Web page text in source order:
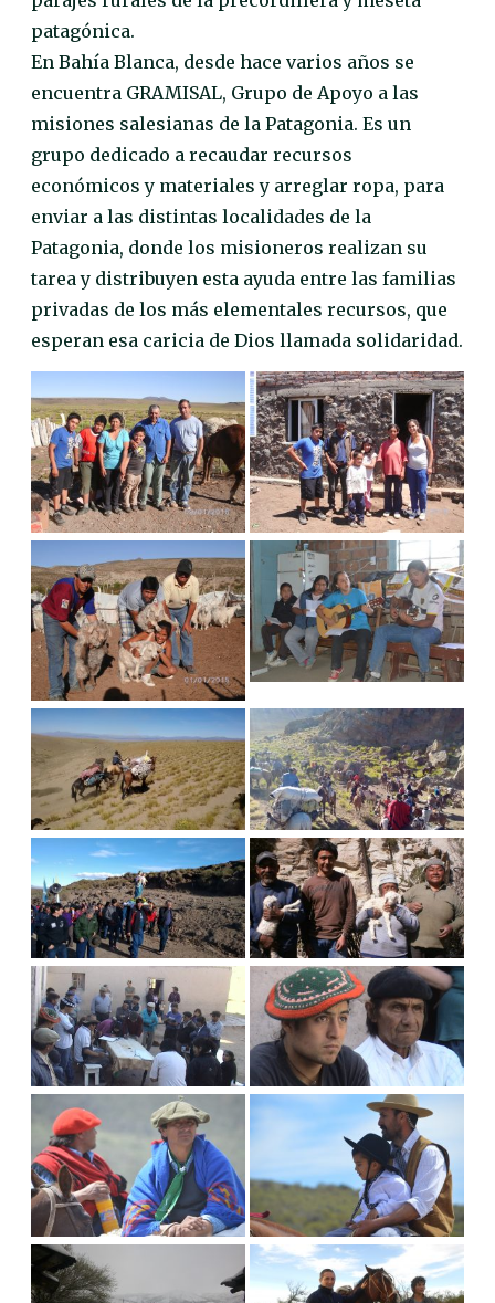
patagónica.
En Bahía Blanca, desde hace varios años se
encuentra GRAMISAL, Grupo de Apoyo a las
misiones salesianas de la Patagonia. Es un
grupo dedicado a recaudar recursos
económicos y materiales y arreglar ropa, para
enviar a las distintas localidades de la
Patagonia, donde los misioneros realizan su
tarea y distribuyen esta ayuda entre las familias
privadas de los más elementales recursos, que
esperan esa caricia de Dios llamada solidaridad.